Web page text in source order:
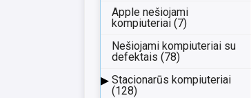
Apple nešiojami
kompiuteriai (7)
Nešiojami kompiuteriai su
defektais (78)
▸ Stacionarūs kompiuteriai
(128)